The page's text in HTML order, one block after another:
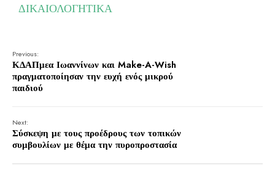
ΔΙΚΑΙΟΛΟΓΗΤΙΚΑ
Previous:
ΚΔΑΠμεα Ιωαννίνων και Make-A-Wish
πραγματοποίησαν την ευχή ενός μικρού
παιδιού
Next:
Σύσκεψη με τους προέδρους των τοπικών
συμβουλίων με θέμα την πυροπροστασία